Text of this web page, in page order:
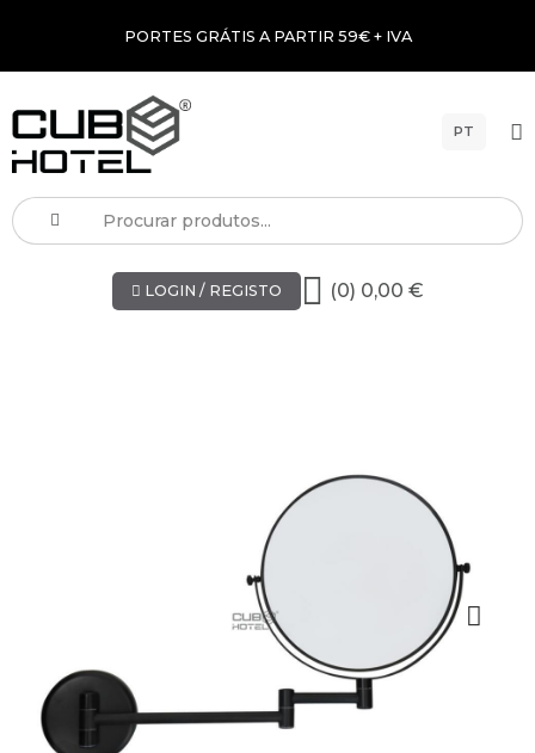
PORTES GRÁTIS A PARTIR 59€ + IVA
PT
LOGIN / REGISTO (0) 0,00 €
Next